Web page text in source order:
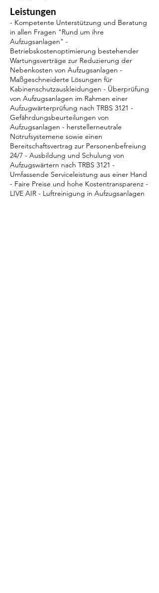
Leistungen
- Kompetente Unterstützung und Beratung
in allen Fragen "Rund um ihre
Aufzugsanlagen" -
Betriebskostenoptimierung bestehender
Wartungsverträge zur Reduzierung der
Nebenkosten von Aufzugsanlagen -
Maßgeschneiderte Lösungen für
Kabinenschutzauskleidungen - Überprüfung
von Aufzugsanlagen im Rahmen einer
Aufzugwärterprüfung nach TRBS 3121 -
Gefährdungsbeurteilungen von
Aufzugsanlagen - herstellerneutrale
Notrufsystemene sowie einen
Bereitschaftsvertrag zur Personenbefreiung
24/7 - Ausbildung und Schulung von
Aufzugswärtern nach TRBS 3121 -
Umfassende Serviceleistung aus einer Hand
- Faire Preise und hohe Kostentransparenz -
LIVE AIR - Luftreinigung in Aufzugsanlagen